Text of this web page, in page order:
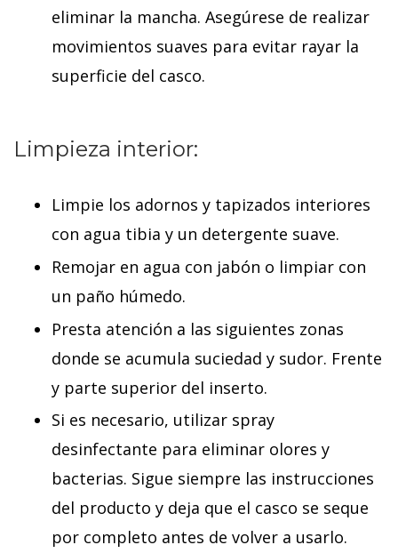
eliminar la mancha. Asegúrese de realizar
movimientos suaves para evitar rayar la
superficie del casco.
Limpieza interior:
Limpie los adornos y tapizados interiores
con agua tibia y un detergente suave.
Remojar en agua con jabón o limpiar con
un paño húmedo.
Presta atención a las siguientes zonas
donde se acumula suciedad y sudor. Frente
y parte superior del inserto.
Si es necesario, utilizar spray
desinfectante para eliminar olores y
bacterias. Sigue siempre las instrucciones
del producto y deja que el casco se seque
por completo antes de volver a usarlo.